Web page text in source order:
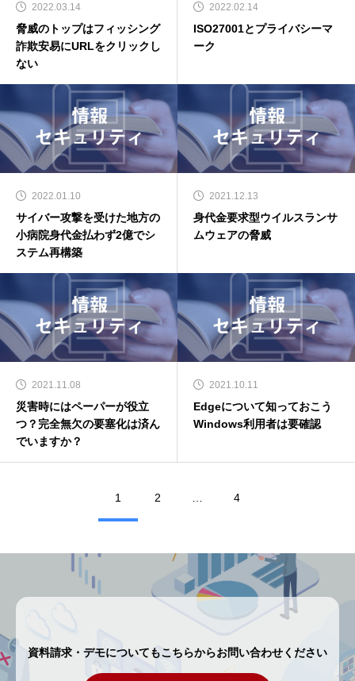
2022.03.14
脅威のトップはフィッシング
詐欺安易にURLをクリックし
ない
2022.02.14
ISO27001とプライバシーマ
ーク
2022.01.10
サイバー攻撃を受けた地方の
小病院身代金払わず2億でシ
ステム再構築
2021.12.13
身代金要求型ウイルスランサ
ムウェアの脅威
2021.11.08
災害時にはペーパーが役立
つ？完全無欠の要塞化は済ん
でいますか？
2021.10.11
Edgeについて知っておこう
Windows利用者は要確認
1 2 4
資料請求・デモについてもこちらからお問い合わせください